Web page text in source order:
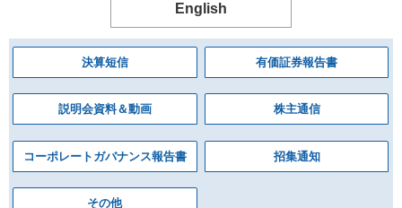
English
決算短信 有価証券報告書
説明会資料＆動画 株主通信
コーポレートガバナンス報告書 招集通知
その他